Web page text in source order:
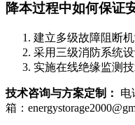
降本过程中如何保证
建立多级故障阻断机
采用三级消防系统
实施在线绝缘监测
技术咨询与方案定制：
电
箱：